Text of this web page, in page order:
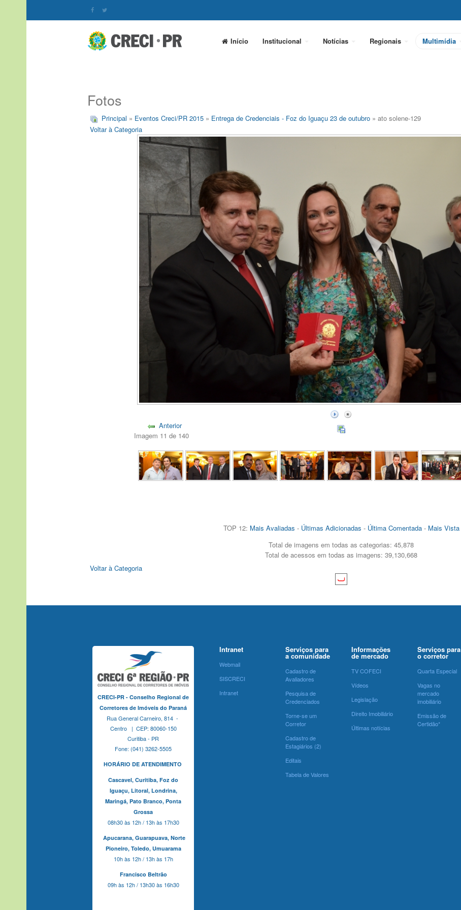
Início Institucional Notícias Regionais Multimídia
Fotos
Principal » Eventos Creci/PR 2015 » Entrega de Credenciais - Foz do Iguaçu 23 de outubro » ato solene-129
Voltar à Categoria
Anterior
Imagem 11 de 140
TOP 12: Mais Avaliadas - Últimas Adicionadas - Última Comentada- Mais Vista
Total de imagens em todas as categorias: 45,878
Total de acessos em todas as imagens: 39,130,668
Voltar à Categoria
CRECI-PR - Conselho Regional de
Corretores de Imóveis do Paraná
Rua General Carneiro, 814 -
Centro | CEP: 80060-150
Curitiba - PR
Fone: (041) 3262-5505
HORÁRIO DE ATENDIMENTO
Cascavel, Curitiba, Foz do
Iguaçu, Litoral, Londrina,
Maringá, Pato Branco, Ponta
Grossa
08h30 às 12h / 13h às 17h30
Apucarana, Guarapuava, Norte
Pioneiro, Toledo, Umuarama
10h às 12h / 13h às 17h
Francisco Beltrão
09h às 12h / 13h30 às 16h30
Intranet
Webmail
SISCRECI
Intranet
Serviços para
a comunidade
Cadastro de
Avaliadores
Pesquisa de
Credenciados
Torne-se um
Corretor
Cadastro de
Estagiários (2)
Editais
Tabela de Valores
Informações
de mercado
TV COFECI
Vídeos
Legislação
Direito Imobiliário
Últimas notícias
Serviços para
o corretor
Quarta Especial
Vagas no
mercado
imobiliário
Emissão de
Certidão*